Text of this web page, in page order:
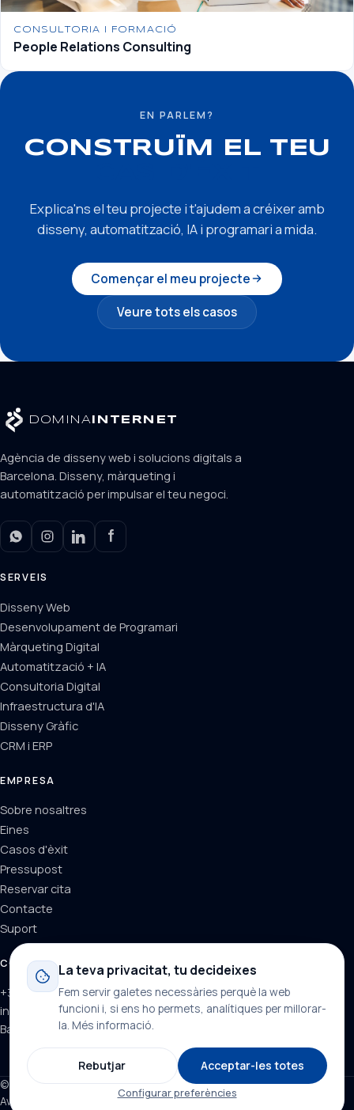
CONSULTORIA I FORMACIÓ
People Relations Consulting
EN PARLEM?
CONSTRUÏM EL TEU
Explica'ns el teu projecte i t'ajudem a créixer amb
disseny, automatització, IA i programari a mida.
Començar el meu projecte
Veure tots els casos
DOMINA INTERNET
Agència de disseny web i solucions digitals a
Barcelona. Disseny, màrqueting i
automatització per impulsar el teu negoci.
SERVEIS
Disseny Web
Desenvolupament de Programari
Màrqueting Digital
Automatització + IA
Consultoria Digital
Infraestructura d'IA
Disseny Gràfic
CRM i ERP
EMPRESA
Sobre nosaltres
Eines
Casos d'èxit
Pressupost
Reservar cita
Contacte
Suport
CONTACTE
+34 624 71 66 37
info@dominainternet.com
Barcelona, Catalunya
© 2026 DominaInternet. Tots els drets reservats.
Avís legal
GaletesGenerador de textos legals ↗
La teva privacitat, tu decideixes
Fem servir galetes necessàries perquè la web
funcioni i, si ens ho permets, analítiques per millorar-
la. Més informació.
Rebutjar Acceptar-les totes
Configurar preferències